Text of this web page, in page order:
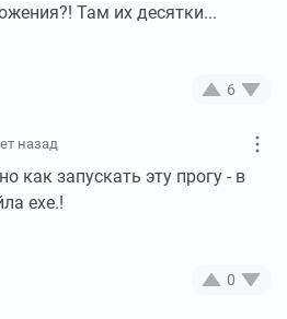
Там их десятки...
6
назад
как запускать эту прогу - в
exe.!
0